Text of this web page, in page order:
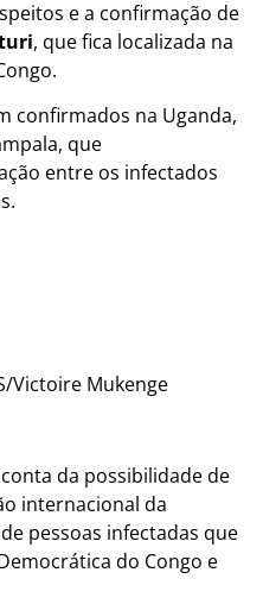
e a confirmação de
, que fica localizada na
confirmados na Uganda,
que
entre os infectados
Victoire Mukenge
da possibilidade de
internacional da
pessoas infectadas que
do Congo e